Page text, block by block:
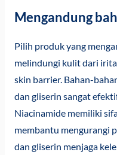
Mengandung
Pilih produk yang
melindungi kulit dari
skin barrier. Bahan-
dan gliserin sangat
Niacinamide memiliki
membantu mengurangi
dan gliserin menjaga